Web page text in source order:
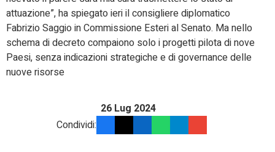
attuazione”, ha spiegato ieri il consigliere diplomatico
Fabrizio Saggio in Commissione Esteri al Senato. Ma nello
schema di decreto compaiono solo i progetti pilota di nove
Paesi, senza indicazioni strategiche e di governance delle
nuove risorse
26 Lug 2024
Condividi: